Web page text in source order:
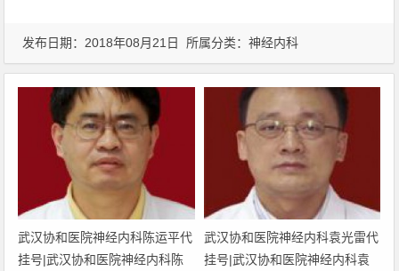
发布日期：2018年08月21日 所属分类：神经内科
武汉协和医院神经内科陈运平代
挂号|武汉协和医院神经内科陈
武汉协和医院神经内科袁光雷代
挂号|武汉协和医院神经内科袁